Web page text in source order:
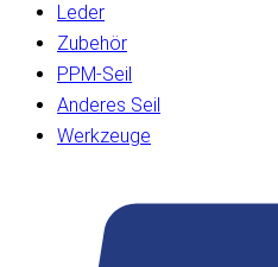
Leder
Zubehör
PPM-Seil
Anderes Seil
Werkzeuge